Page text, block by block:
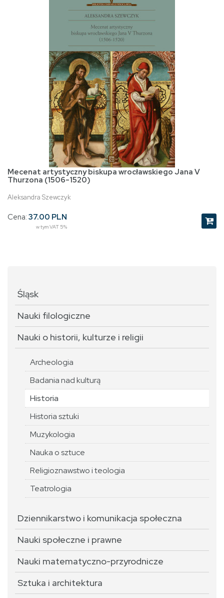
Mecenat artystyczny biskupa wrocławskiego Jana V
Thurzona (1506-1520)
Aleksandra Szewczyk
Cena: 37.00 PLN
w tym VAT 5%
Śląsk
Nauki filologiczne
Nauki o historii, kulturze i religii
Archeologia
Badania nad kulturą
Historia
Historia sztuki
Muzykologia
Nauka o sztuce
Religioznawstwo i teologia
Teatrologia
Dziennikarstwo i komunikacja społeczna
Nauki społeczne i prawne
Nauki matematyczno-przyrodnicze
Sztuka i architektura